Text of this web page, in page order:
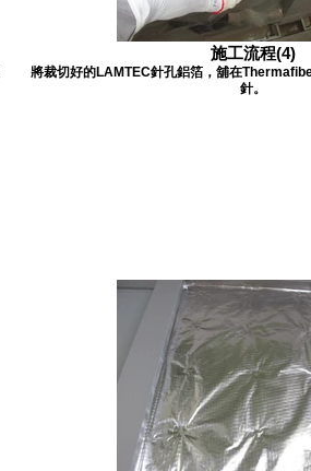
施工流程(4)
將裁切好的LAMTEC針孔鋁箔，舖在
針。